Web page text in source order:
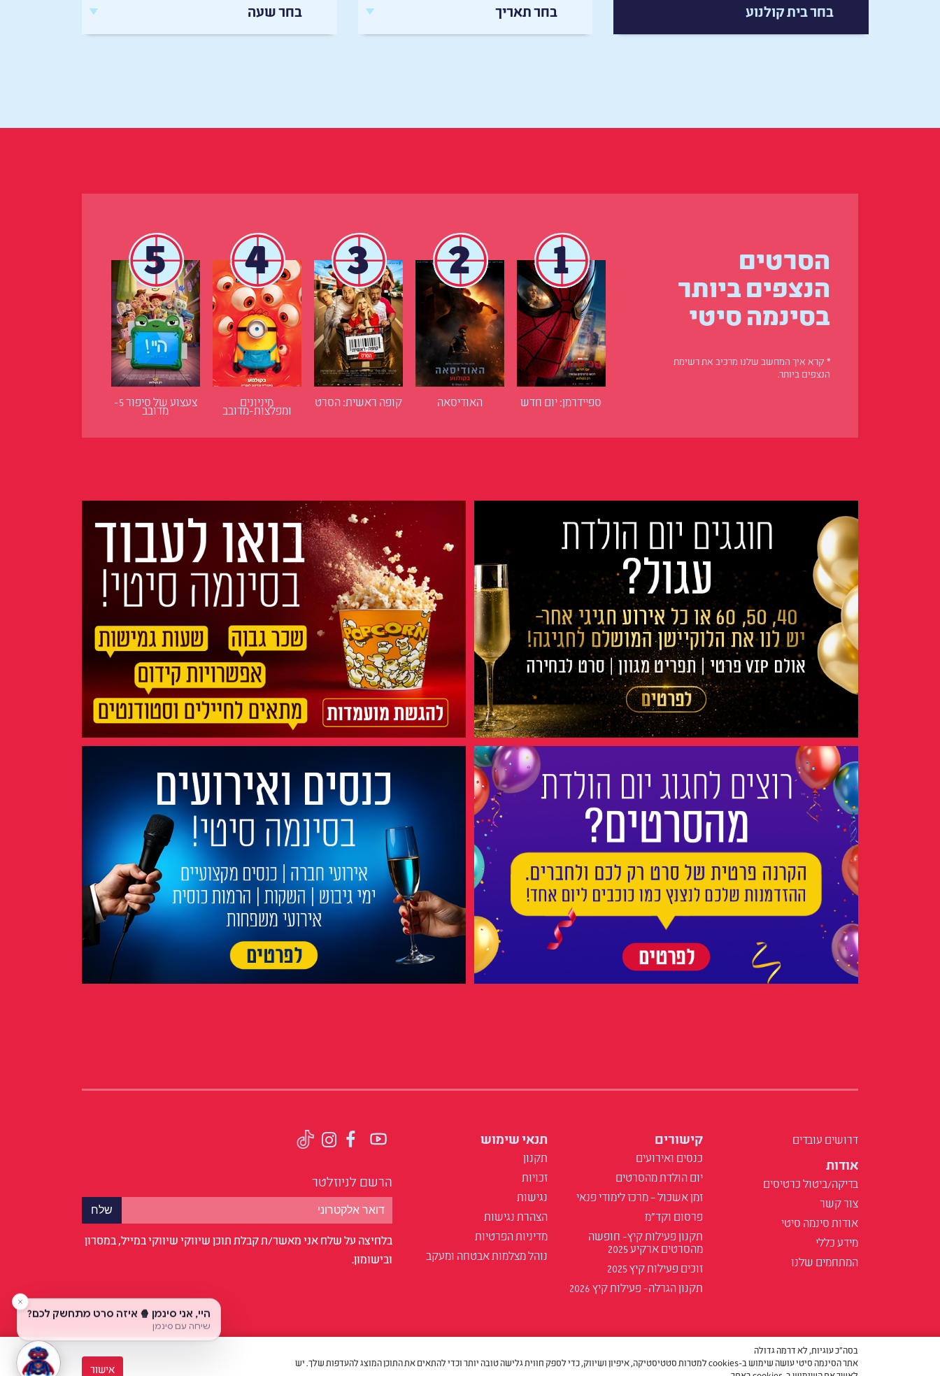
בחר בית קולנוע בחר תאריך בחר שעה
הסרטים
הנצפים ביותר
בסינמה סיטי
* קרא איך המחשב שלנו מרכיב את רשימת
הנצפים ביותר.
1
ספיידרמן: יום חדש
2
האודיסאה
3
קופה ראשית: הסרט
4
מיניונים
ומפלצות-מדובב
5
צעצוע של סיפור 5-
מדובב
דרושים עובדים
אודות
בדיקה/ביטול כרטיסים
צור קשר
אודות סינמה סיטי
מידע כללי
המתחמים שלנו
קישורים
כנסים ואירועים
יום הולדת מהסרטים
זמן אשכול – מרכז לימודי פנאי
פרסום וקד"מ
תקנון פעילות קיץ- חופשה
מהסרטים ארקיע 2025
זוכים פעילות קיץ 2025
תקנון הגרלה- פעילות קיץ 2026
תנאי שימוש
תקנון
זכויות
נגישות
הצהרת נגישות
מדיניות הפרטיות
נוהל מצלמות אבטחה ומעקב
הרשם לניוזלטר
בלחיצה על שלח אני מאשר/ת קבלת תוכן שיווקי שיווקי במייל, במסרון
ובישומון.
בסה״כ עוגיות, לא דרמה גדולה
אתר הסינמה סיטי עושה שימוש ב-cookies למטרות סטטיסטיקה, איפיון ושיווק, כדי לספק חווית גלישה טובה יותר וכדי להתאים את התוכן המוצג להעדפות שלך. יש
אישור